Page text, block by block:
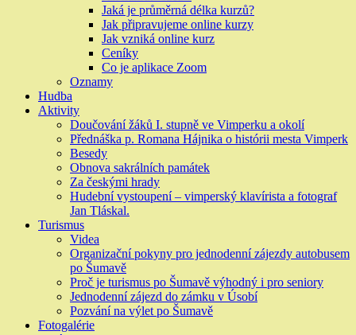
Jaká je průměrná délka kurzů?
Jak připravujeme online kurzy
Jak vzniká online kurz
Ceníky
Co je aplikace Zoom
Oznamy
Hudba
Aktivity
Doučování žáků I. stupně ve Vimperku a okolí
Přednáška p. Romana Hájnika o histórii mesta Vimperk
Besedy
Obnova sakrálních památek
Za českými hrady
Hudební vystoupení – vimperský klavírista a fotograf
Jan Tláskal.
Turismus
Videa
Organizační pokyny pro jednodenní zájezdy autobusem
po Šumavě
Proč je turismus po Šumavě výhodný i pro seniory
Jednodenní zájezd do zámku v Úsobí
Pozvání na výlet po Šumavě
Fotogalérie